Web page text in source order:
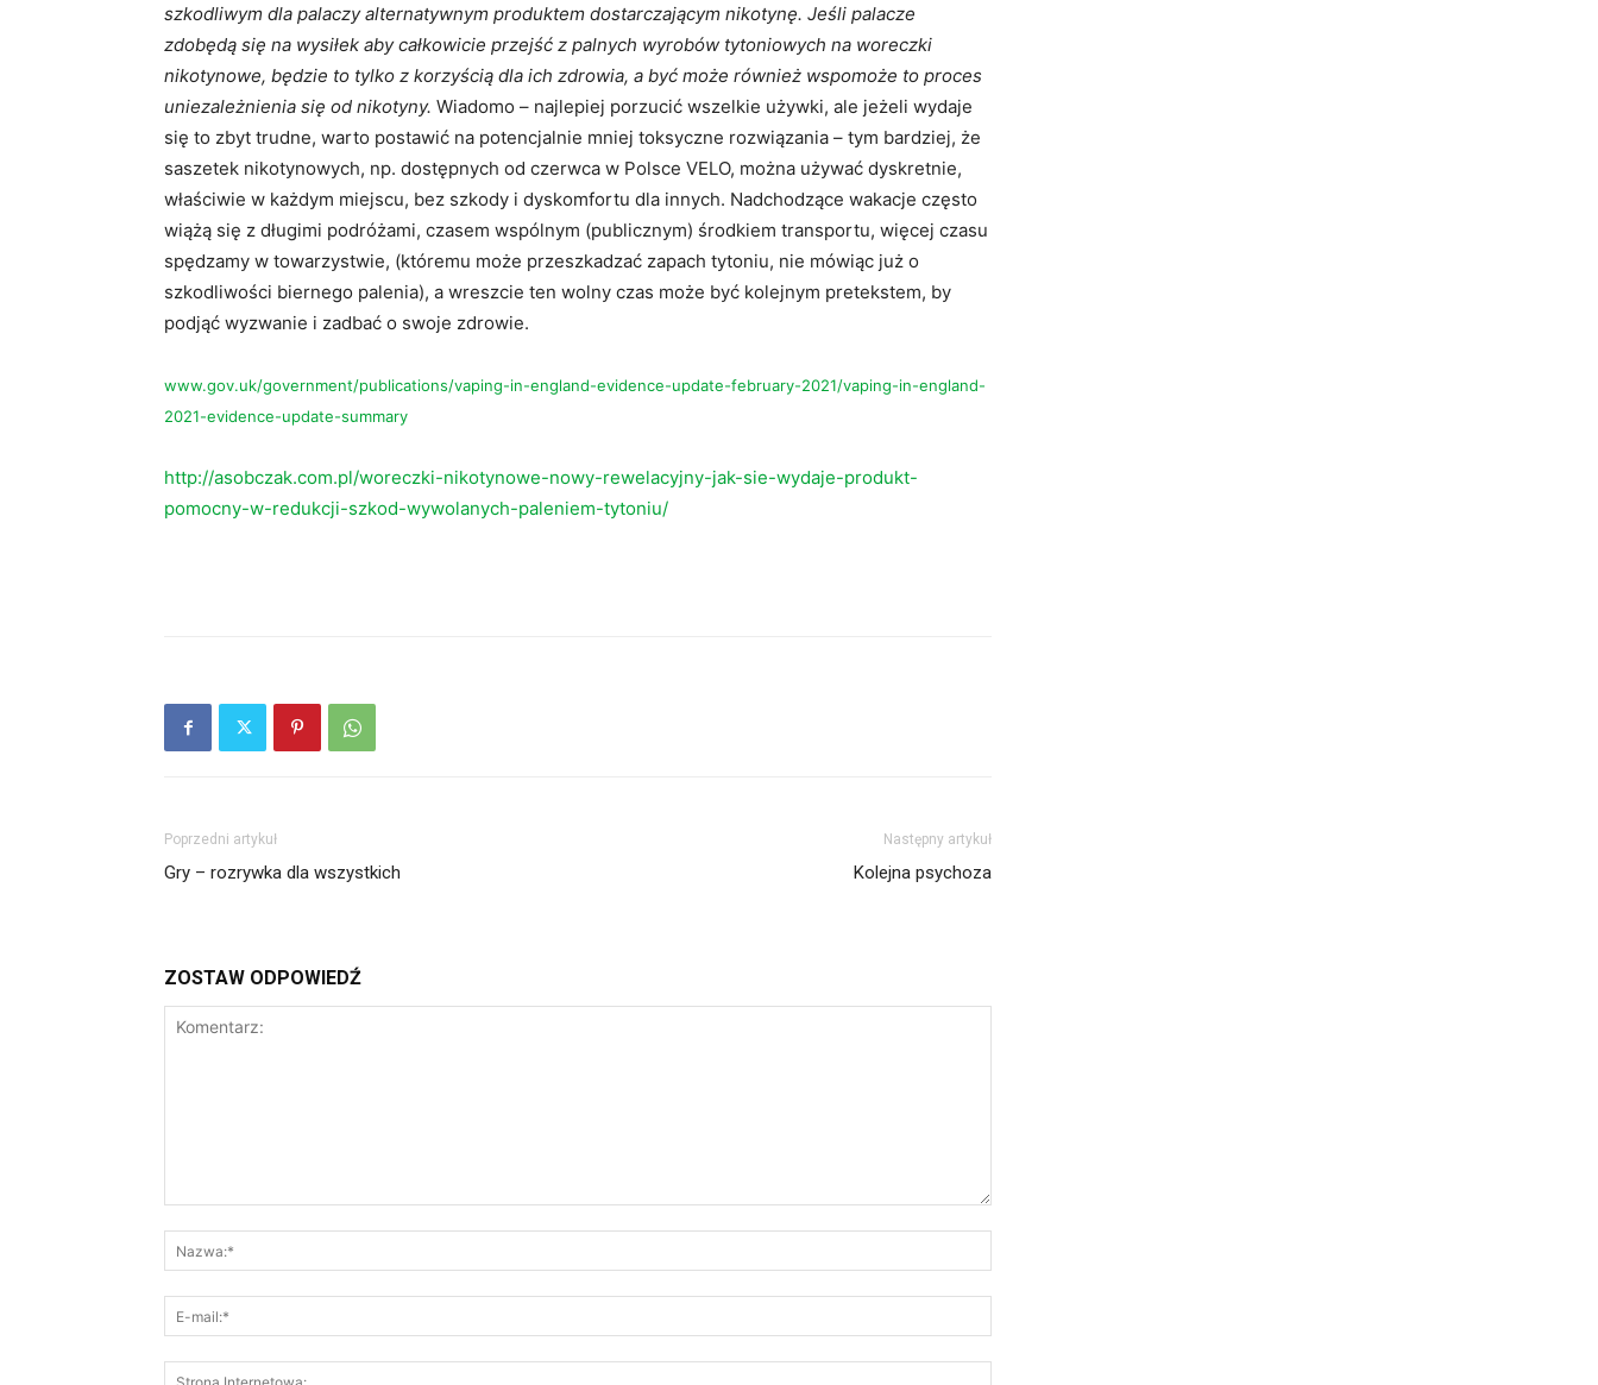
szkodliwym dla palaczy alternatywnym produktem dostarczającym nikotynę. Jeśli palacze
zdobędą się na wysiłek aby całkowicie przejść z palnych wyrobów tytoniowych na woreczki
nikotynowe, będzie to tylko z korzyścią dla ich zdrowia, a być może również wspomoże to proces
uniezależnienia się od nikotyny. Wiadomo – najlepiej porzucić wszelkie używki, ale jeżeli wydaje
się to zbyt trudne, warto postawić na potencjalnie mniej toksyczne rozwiązania – tym bardziej, że
saszetek nikotynowych, np. dostępnych od czerwca w Polsce VELO, można używać dyskretnie,
właściwie w każdym miejscu, bez szkody i dyskomfortu dla innych. Nadchodzące wakacje często
wiążą się z długimi podróżami, czasem wspólnym (publicznym) środkiem transportu, więcej czasu
spędzamy w towarzystwie, (któremu może przeszkadzać zapach tytoniu, nie mówiąc już o
szkodliwości biernego palenia), a wreszcie ten wolny czas może być kolejnym pretekstem, by
podjąć wyzwanie i zadbać o swoje zdrowie.
www.gov.uk/government/publications/vaping-in-england-evidence-update-february-2021/vaping-in-england-
2021-evidence-update-summary
http://asobczak.com.pl/woreczki-nikotynowe-nowy-rewelacyjny-jak-sie-wydaje-produkt-
pomocny-w-redukcji-szkod-wywolanych-paleniem-tytoniu/
Poprzedni artykuł
Gry – rozrywka dla wszystkich
Następny artykuł
Kolejna psychoza
ZOSTAW ODPOWIEDŹ